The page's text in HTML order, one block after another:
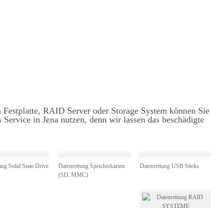
RAID Server oder Storage System können Sie
in Jena nutzen, denn wir lassen das beschädigte
Solid State Drive
Datenrettung Speicherkarten
(SD, MMC)
Datenrettung USB Sticks